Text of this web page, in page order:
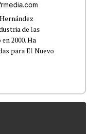
de las
2000. Ha
para El Nuevo